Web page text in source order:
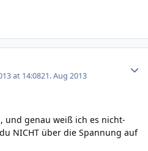
at 14:0821. Aug 2013
und genau weiß ich es nicht-
NICHT über die Spannung auf